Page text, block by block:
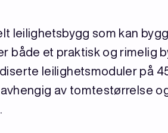
leilighetsbygg som kan
både et praktisk og rimelig
leilighetsmoduler på
av tomtestørrelse